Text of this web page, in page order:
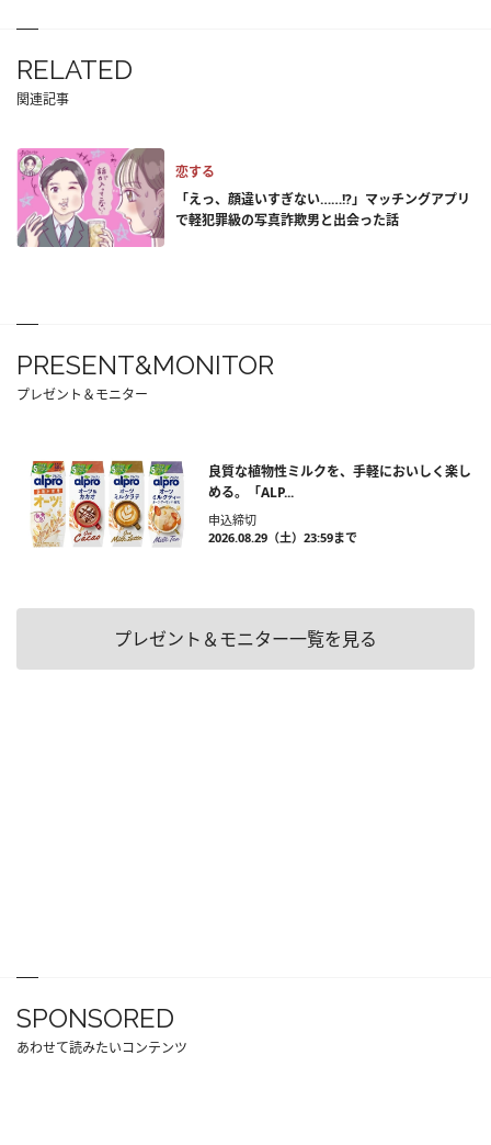
RELATED
関連記事
恋する
「えっ、顔違いすぎない……!?」マッチングアプリ
で軽犯罪級の写真詐欺男と出会った話
PRESENT&MONITOR
プレゼント＆モニター
良質な植物性ミルクを、手軽においしく楽し
める。「ALP...
申込締切
2026.08.29（土）23:59まで
プレゼント＆モニター一覧を見る
SPONSORED
あわせて読みたいコンテンツ